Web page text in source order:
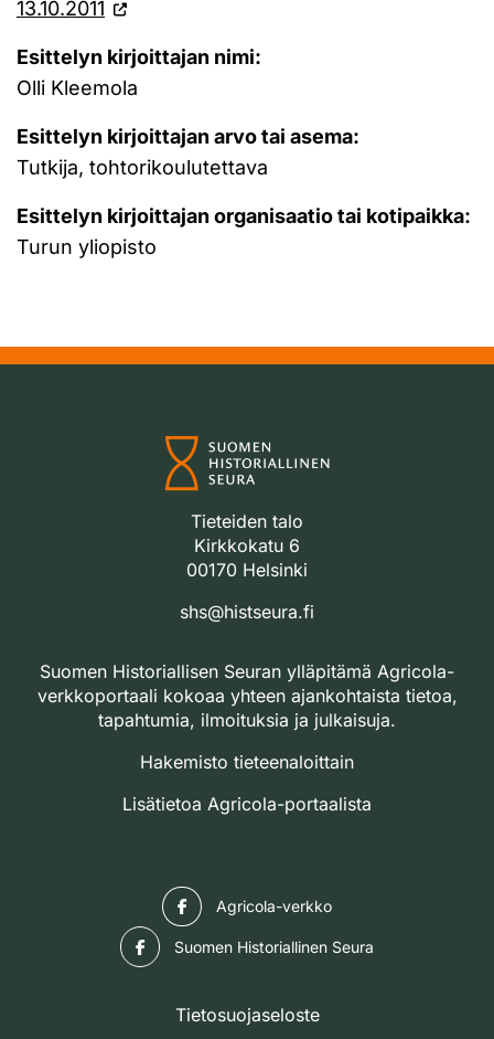
13.10.2011
Esittelyn kirjoittajan nimi:
Olli Kleemola
Esittelyn kirjoittajan arvo tai asema:
Tutkija, tohtorikoulutettava
Esittelyn kirjoittajan organisaatio tai kotipaikka:
Turun yliopisto
Tieteiden talo
Kirkkokatu 6
00170 Helsinki
shs@histseura.fi
Suomen Historiallisen Seuran ylläpitämä Agricola-
verkkoportaali kokoaa yhteen ajankohtaista tietoa,
tapahtumia, ilmoituksia ja julkaisuja.
Hakemisto tieteenaloittain
Lisätietoa Agricola-portaalista
Agricola-verkko
Suomen Historiallinen Seura
Tietosuojaseloste